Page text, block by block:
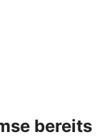
bereits